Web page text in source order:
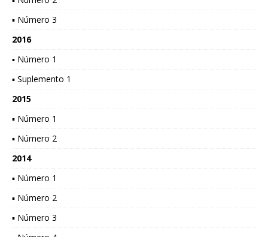
▪ Número 3
2016
▪ Número 1
▪ Suplemento 1
2015
▪ Número 1
▪ Número 2
2014
▪ Número 1
▪ Número 2
▪ Número 3